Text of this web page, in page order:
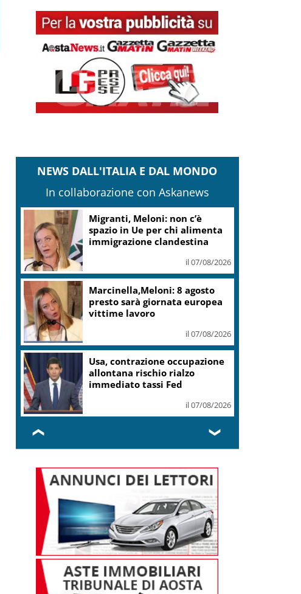
NEWS DALL'ITALIA E DAL MONDO
In collaborazione con Askanews
Emilia R., carabinieri: fermati 4 presunti
autori omicidio Nicola Musiani
Spin time Labs: fondi immobiliari non
possono vincere su città pubblica
Roggero, Salvini lo visita in
carcere: no pressioni su grazia,
profilo basso
❮ ❯